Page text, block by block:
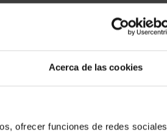
Acerca de las cookies
ofrecer funciones de redes sociales
CIUDADES PATRIMONIO -
CÓRDOBA